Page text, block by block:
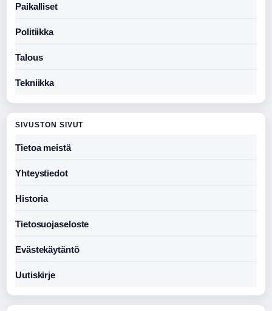
Paikalliset
Politiikka
Talous
Tekniikka
SIVUSTON SIVUT
Tietoa meistä
Yhteystiedot
Historia
Tietosuojaseloste
Evästekäytäntö
Uutiskirje